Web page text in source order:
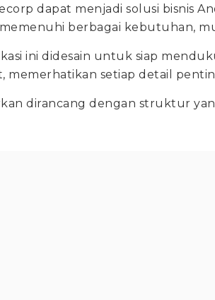
dapat menjadi solusi bisnis
berbagai kebutuhan,
ini didesain untuk siap
memerhatikan setiap detail
dirancang dengan struktur